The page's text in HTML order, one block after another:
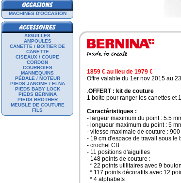
MACHINES D'OCCASION
AIGUILLES
AMPOULES
CANETTE / BOITIER DE
CANETTE
CISEAUX / COUPE
CORDON
COURROIES
MANNEQUINS
PÉDALE / MOTEUR
PIEDS JANOME / ELNA
PIEDS BABY LOCK
PIEDS BERNINA
PIEDS BROTHER
MEUBLE DE COUTURE
FILS
1859 € au lieu de 1979 €
Offre valable du 1er nov 2015 au
.OFFERT : kit de couture
1 boite pour ranger les canettes et
Caractéristiques :
- largeur maximum du point : 5.5
- longueur maximum du point : 5
- vitesse maximale de couture : 900
- 19 cm d'espace de travail sous le
- crochet CB
- 11 positions d'aiguilles
- 148 points de couture :
* 22 points utilitaires avec 9
* 117 points décoratifs avec 12
* 4 alphabets